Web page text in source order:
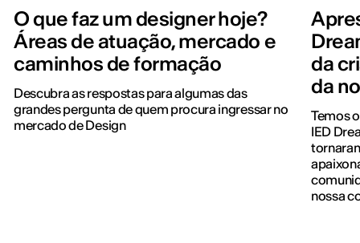
O que faz um designer hoje?
Áreas de atuação, mercado e
caminhos de formação
Descubra as respostas para algumas das
grandes pergunta de quem procura ingressar no
mercado de Design
da
da
Temos
IED
nossa